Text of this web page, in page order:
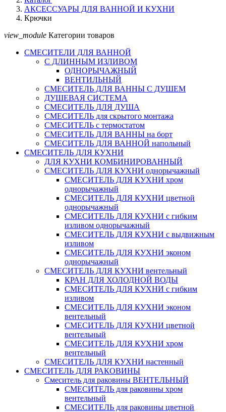
АКСЕССУАРЫ ДЛЯ ВАННОЙ И КУХНИ
Крючки
view_module Категории товаров
СМЕСИТЕЛИ ДЛЯ ВАННОЙ
С ДЛИННЫМ ИЗЛИВОМ
ОДНОРЫЧАЖНЫЙ
ВЕНТИЛЬНЫЙ
СМЕСИТЕЛЬ ДЛЯ ВАННЫ С ДУШЕМ
ДУШЕВАЯ СИСТЕМА
СМЕСИТЕЛЬ ДЛЯ ДУША
СМЕСИТЕЛЬ для скрытого монтажа
СМЕСИТЕЛЬ с термостатом
СМЕСИТЕЛЬ ДЛЯ ВАННЫ на борт
СМЕСИТЕЛЬ ДЛЯ ВАННОЙ напольный
СМЕСИТЕЛЬ ДЛЯ КУХНИ
ДЛЯ КУХНИ КОМБИНИРОВАННЫЙ
СМЕСИТЕЛЬ ДЛЯ КУХНИ однорычажный
СМЕСИТЕЛЬ ДЛЯ КУХНИ хром
однорычажный
СМЕСИТЕЛЬ ДЛЯ КУХНИ цветной
однорычажный
СМЕСИТЕЛЬ ДЛЯ КУХНИ с гибким
изливом однорычажный
СМЕСИТЕЛЬ ДЛЯ КУХНИ с выдвижным
изливом
СМЕСИТЕЛЬ ДЛЯ КУХНИ эконом
однорычажный
СМЕСИТЕЛЬ ДЛЯ КУХНИ вентельный
КРАН ДЛЯ ХОЛОДНОЙ ВОДЫ
СМЕСИТЕЛЬ ДЛЯ КУХНИ с гибким
изливом
СМЕСИТЕЛЬ ДЛЯ КУХНИ эконом
вентельный
СМЕСИТЕЛЬ ДЛЯ КУХНИ цветной
вентельный
СМЕСИТЕЛЬ ДЛЯ КУХНИ хром
вентельный
СМЕСИТЕЛЬ ДЛЯ КУХНИ настенный
СМЕСИТЕЛЬ ДЛЯ РАКОВИНЫ
Смеситель для раковины ВЕНТЕЛЬНЫЙ
СМЕСИТЕЛЬ для раковины хром
вентельный
СМЕСИТЕЛЬ для раковины цветной